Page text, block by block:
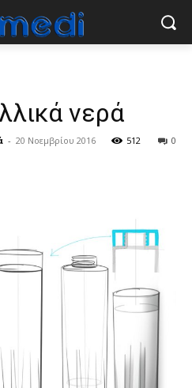
νερά
- 20 Νοεμβρίου 2016 0
512